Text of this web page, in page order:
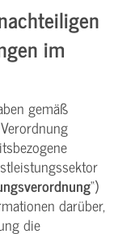
im
gemäß
“)
darüber,
die